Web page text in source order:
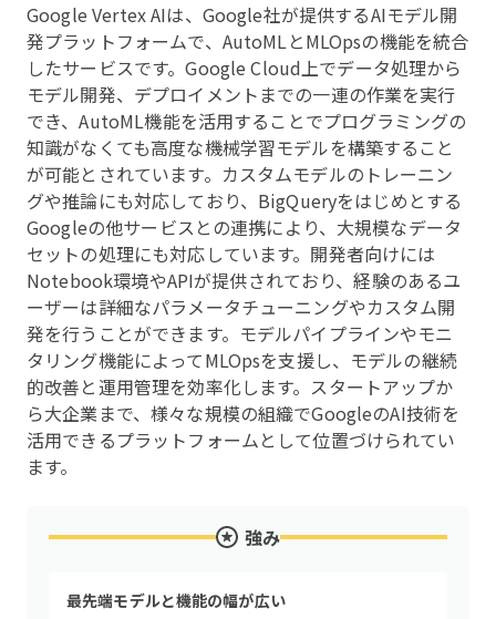
Google Vertex AIは、Google社が提供するAIモデル開
発プラットフォームで、AutoMLとMLOpsの機能を統合
したサービスです。Google Cloud上でデータ処理から
モデル開発、デプロイメントまでの一連の作業を実行
でき、AutoML機能を活用することでプログラミングの
知識がなくても高度な機械学習モデルを構築すること
が可能とされています。カスタムモデルのトレーニン
グや推論にも対応しており、BigQueryをはじめとする
Googleの他サービスとの連携により、大規模なデータ
セットの処理にも対応しています。開発者向けには
Notebook環境やAPIが提供されており、経験のあるユ
ーザーは詳細なパラメータチューニングやカスタム開
発を行うことができます。モデルパイプラインやモニ
タリング機能によってMLOpsを支援し、モデルの継続
的改善と運用管理を効率化します。スタートアップか
ら大企業まで、様々な規模の組織でGoogleのAI技術を
活用できるプラットフォームとして位置づけられてい
ます。
強み
最先端モデルと機能の幅が広い